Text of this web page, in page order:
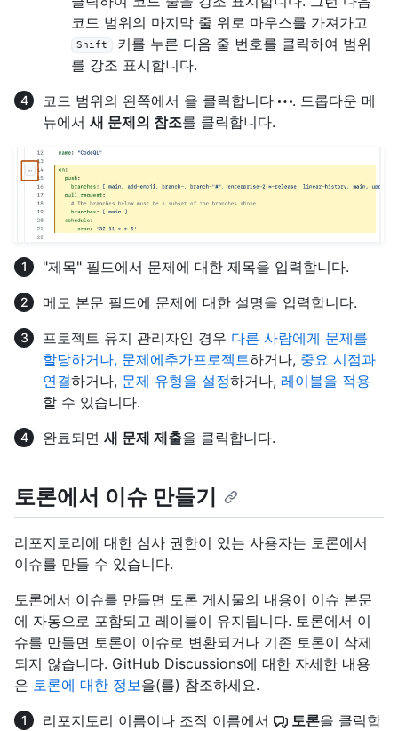
코드 범위의 마지막 줄 위로 마우스를 가져가고
Shift
키를 누른 다음 줄 번호를 클릭하여 범위
를 강조 표시합니다.
코드 범위의 왼쪽에서 을 클릭합니다
. 드롭다운 메
뉴에서 새 문제의 참조를 클릭합니다.
"제목" 필드에서 문제에 대한 제목을 입력합니다.
메모 본문 필드에 문제에 대한 설명을 입력합니다.
프로젝트 유지 관리자인 경우 다른 사람에게 문제를
할당하거나, 문제에추가프로젝트하거나, 중요 시점과
연결하거나, 문제 유형을 설정하거나, 레이블을 적용
할 수 있습니다.
완료되면 새 문제 제출을 클릭합니다.
토론에서 이슈 만들기
리포지토리에 대한 심사 권한이 있는 사용자는 토론에서
이슈를 만들 수 있습니다.
토론에서 이슈를 만들면 토론 게시물의 내용이 이슈 본문
에 자동으로 포함되고 레이블이 유지됩니다. 토론에서 이
슈를 만들면 토론이 이슈로 변환되거나 기존 토론이 삭제
되지 않습니다. GitHub Discussions에 대한 자세한 내용
은 토론에 대한 정보을(를) 참조하세요.
리포지토리 이름이나 조직 이름에서
토론을 클릭합